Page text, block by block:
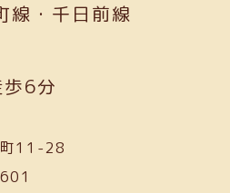
線・千日前線
6分
町11-28